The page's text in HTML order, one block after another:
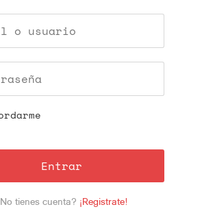
Entrar
tienes cuenta? ¡Registrate!